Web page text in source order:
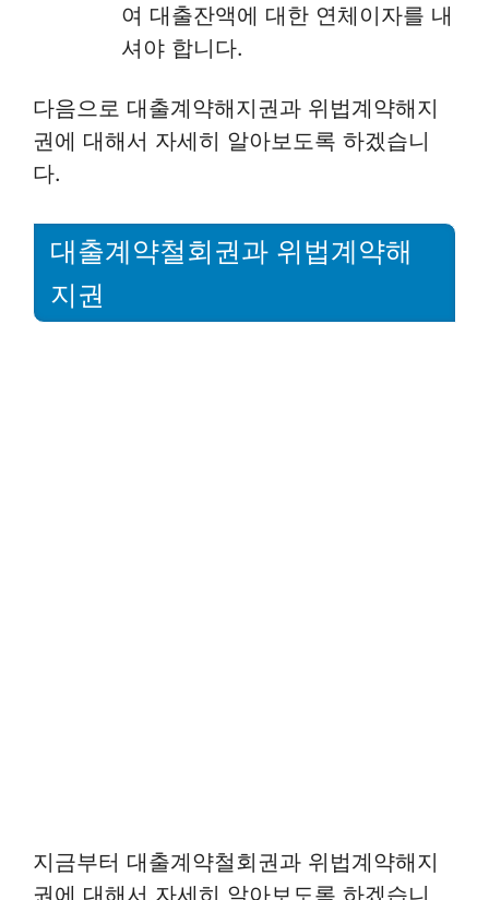
여 대출잔액에 대한 연체이자를 내
셔야 합니다.
다음으로 대출계약해지권과 위법계약해지
권에 대해서 자세히 알아보도록 하겠습니
다.
대출계약철회권과 위법계약해
지권
지금부터 대출계약철회권과 위법계약해지
권에 대해서 자세히 알아보도록 하겠습니